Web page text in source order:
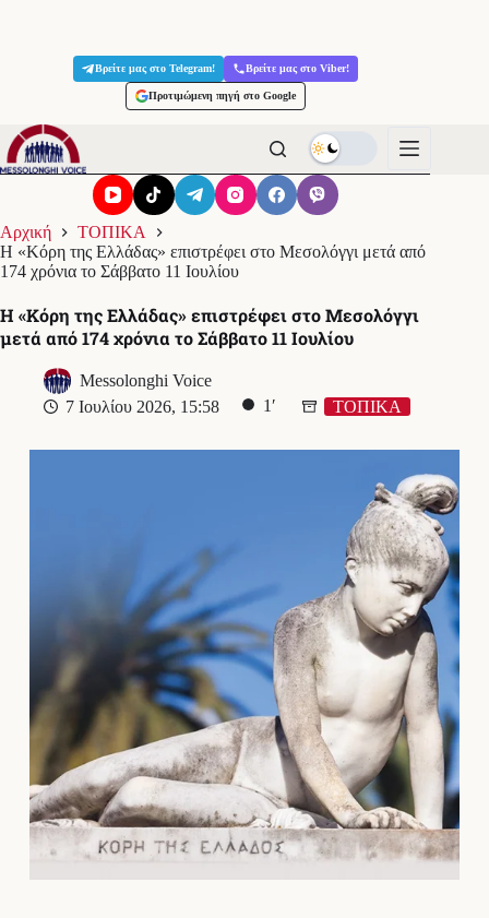
Βρείτε μας στο Telegram! Βρείτε μας στο Viber!
Προτιμώμενη πηγή στο Google
Αρχική
ΤΟΠΙΚΑ
Η «Κόρη της Ελλάδας» επιστρέφει στο Μεσολόγγι μετά από
174 χρόνια το Σάββατο 11 Ιουλίου
Η «Κόρη της Ελλάδας» επιστρέφει στο Μεσολόγγι
μετά από 174 χρόνια το Σάββατο 11 Ιουλίου
Messolonghi Voice
7 Ιουλίου 2026, 15:58
1′ ΤΟΠΙΚΑ